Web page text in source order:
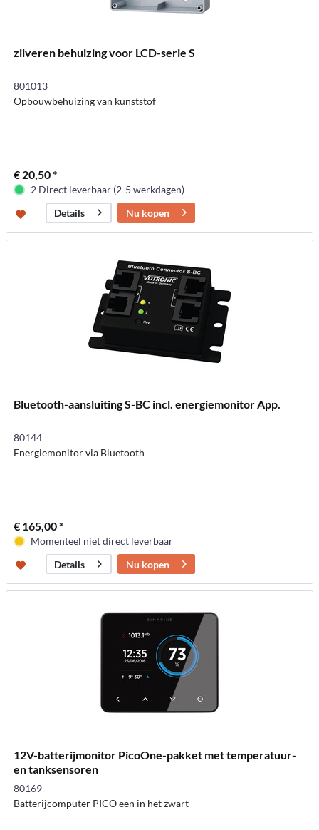
zilveren behuizing voor LCD-serie S
801013
Opbouwbehuizing van kunststof
€ 20,50 *
2 Direct leverbaar (2-5 werkdagen)
Details
Nu kopen
Bluetooth-aansluiting S-BC incl. energiemonitor App.
80144
Energiemonitor via Bluetooth
€ 165,00 *
Momenteel niet direct leverbaar
Details
Nu kopen
12V-batterijmonitor PicoOne-pakket met temperatuur-
en tanksensoren
80169
Batterijcomputer PICO een in het zwart